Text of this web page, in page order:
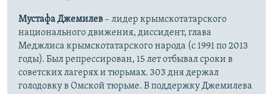
Мустафа Джемилев– лидер крымскотатарского
национального движения, диссидент, глава
Меджлиса крымскотатарского народа (с 1991 по 2013
годы). Был репрессирован, 15 лет отбывал сроки в
советских лагерях и тюрьмах. 303 дня держал
голодовку в Омской тюрьме. В поддержку Джемилева